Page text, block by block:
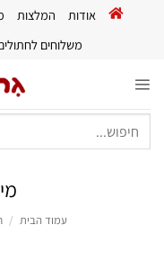
אודות המלצות
משלוחים
עמוד הבית /